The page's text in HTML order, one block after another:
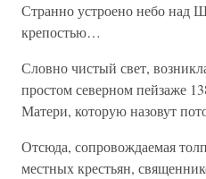
Странно устроено небо над
крепостью…
Словно чистый свет,
простом северном пейзаже
Матери, которую назовут
Отсюда, сопровождаемая
местных крестьян,